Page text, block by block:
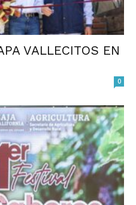
VALLECITOS EN
0